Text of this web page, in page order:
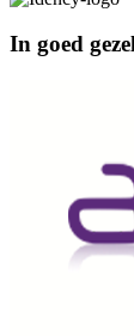
In goed